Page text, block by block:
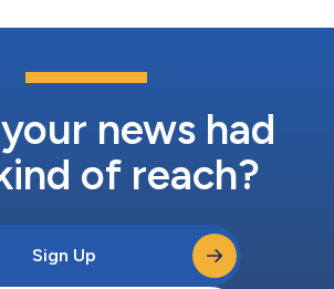
ノートブック向けTCONで、これにより異
の課題（その他の色の色精度は維持）を解
れも色変換が必要なスタンダードダイナミ
時に、AN... news had
of reach?
Sign Up